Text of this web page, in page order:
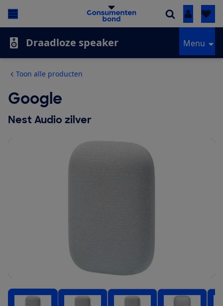
Inloggen
Draadloze speaker Menu
Toon alle producten
Google
Nest Audio zilver